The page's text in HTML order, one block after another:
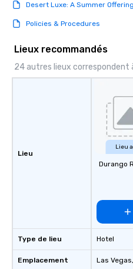
Desert Luxe: A Summer Offering
Policies & Procedures
Lieux recommandés
24 autres lieux correspondent
Lieu
Type de lieu
Emplacement
Lieu
Durango
Hotel
Las Vegas